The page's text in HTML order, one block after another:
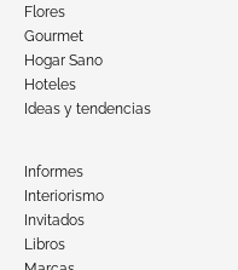
Flores
Gourmet
Hogar Sano
Hoteles
Ideas y tendencias
Informes
Interiorismo
Invitados
Libros